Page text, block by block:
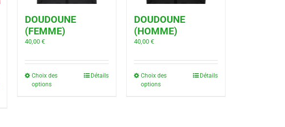
DOUDOUNE
(FEMME)
40,00 €
Choix des
options
Détails
DOUDOUNE
(HOMME)
40,00 €
Choix des
options
Détails